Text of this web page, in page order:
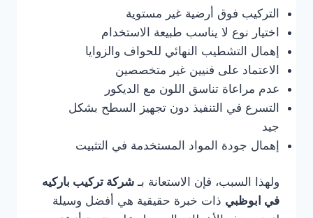
التركيب فوق أرضية غير مستوية
اختيار نوع لا يناسب طبيعة الاستخدام
إهمال التشطيب النهائي للحواف والزوايا
الاعتماد على فنيين غير متخصصين
عدم مراعاة تناسق اللون مع الديكور
التسرع في التنفيذ دون تجهيز السطح بشكل
جيد
إهمال جودة المواد المستخدمة في التثبيت
ولهذا السبب، فإن الاستعانة بـ شركة تركيب باركيه
في ابوظبي ذات خبرة حقيقية هي أفضل وسيلة